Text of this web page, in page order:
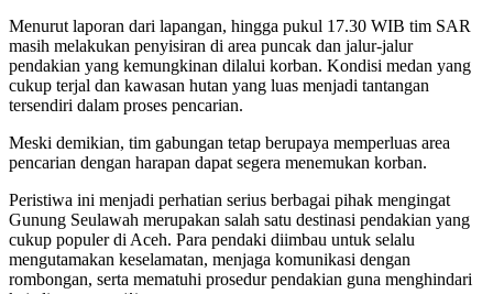
Menurut laporan dari lapangan, hingga pukul 17.30 WIB tim SAR
masih melakukan penyisiran di area puncak dan jalur-jalur
pendakian yang kemungkinan dilalui korban. Kondisi medan yang
cukup terjal dan kawasan hutan yang luas menjadi tantangan
tersendiri dalam proses pencarian.
Meski demikian, tim gabungan tetap berupaya memperluas area
pencarian dengan harapan dapat segera menemukan korban.
Peristiwa ini menjadi perhatian serius berbagai pihak mengingat
Gunung Seulawah merupakan salah satu destinasi pendakian yang
cukup populer di Aceh. Para pendaki diimbau untuk selalu
mengutamakan keselamatan, menjaga komunikasi dengan
rombongan, serta mematuhi prosedur pendakian guna menghindari